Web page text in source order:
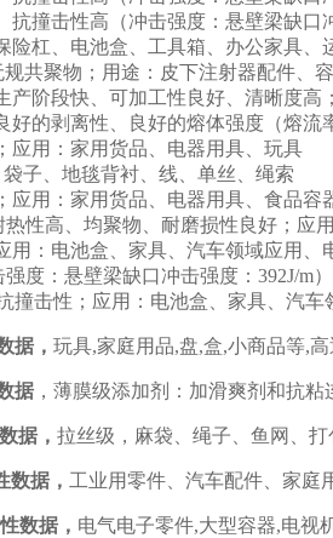
抗撞击性高（冲击强度：悬壁梁缺
险杠、电池盒、工具箱、办公家具、
共聚物；用途：皮下注射器配件、
产阶段快、可加工性良好、清晰度高
的剥离性、良好的熔体强度（熔流
应用：家用货品、电器用具、玩具
子、地毯背衬、线、单丝、绳索
应用：家用货品、电器用具、食品容
热性高、均聚物、耐磨损性良好；应
用：电池盒、家具、汽车领域应用、
度：悬壁梁缺口冲击强度：392J/m
撞击性；应用：电池盒、家具、汽
据， 玩具,家庭用品,盘,盒,小商品等,高
据 ，薄膜级添加剂：加滑爽剂和抗粘
据， 拉丝级，麻袋、绳子、鱼网、打
数据， 工业用零件、汽车配件、家庭
数据， 电气电子零件,大型容器,电视